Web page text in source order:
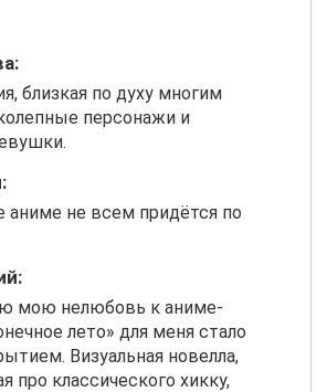
близкая по духу многим
персонажи и
аниме не всем придётся по
мою нелюбовь к аниме-
лето» для меня стало
Визуальная новелла,
про классического хикку,